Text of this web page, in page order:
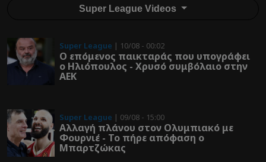
Super League Videos
Super League | 10/08 - 00:02
Ο επόμενος παικταράς που υπογράφει
ο Ηλιόπουλος - Χρυσό συμβόλαιο στην
ΑΕΚ
Super League | 09/08 - 15:00
Αλλαγή πλάνου στον Ολυμπιακό με
Φουρνιέ - Το πήρε απόφαση ο
Μπαρτζώκας